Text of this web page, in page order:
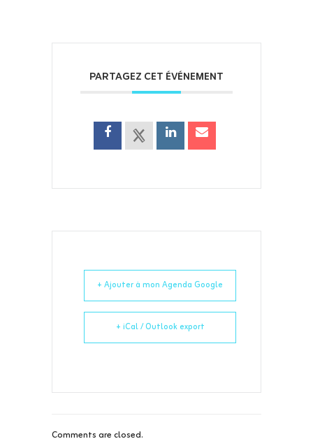
PARTAGEZ CET ÉVÉNEMENT
+ Ajouter à mon Agenda Google
+ iCal / Outlook export
Comments are closed.